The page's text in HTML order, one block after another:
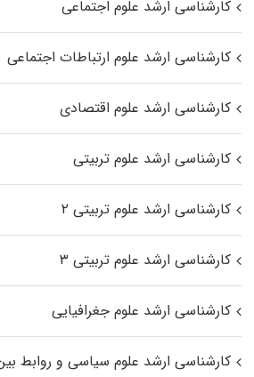
کارشناسی ارشد علوم اجتماعی
کارشناسی ارشد علوم ارتباطات اجتماعی
کارشناسی ارشد علوم اقتصادی
کارشناسی ارشد علوم تربیتی
کارشناسی ارشد علوم تربیتی ۲
کارشناسی ارشد علوم تربیتی ۳
کارشناسی ارشد علوم جغرافیایی
کارشناسی ارشد علوم سیاسی و روابط